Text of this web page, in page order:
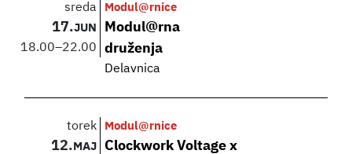
sreda
17.JUN
18.00–22.00
Modul@rnice
Modul@rna
druženja
Delavnica
torek
12. MAJ
Modul@rnice
Clockwork Voltage x